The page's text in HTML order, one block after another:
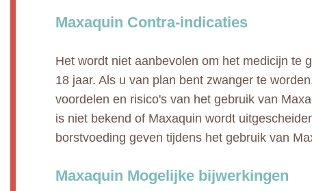
Maxaquin Contra-indicaties
Het wordt niet aanbevolen om het medicijn te
18 jaar. Als u van plan bent zwanger te
voordelen en risico's van het gebruik van
is niet bekend of Maxaquin wordt
borstvoeding geven tijdens het gebruik van
Maxaquin Mogelijke bijwerkingen